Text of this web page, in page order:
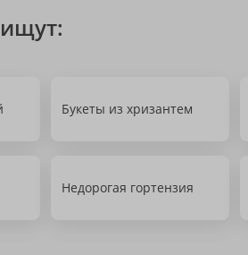
Букеты из хризантем
Недорогая гортензия